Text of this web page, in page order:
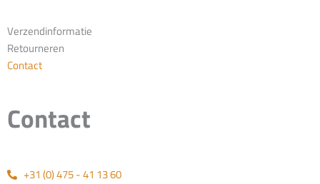
Verzendinformatie
Retourneren
Contact
Contact
+31 (0) 475 - 41 13 60